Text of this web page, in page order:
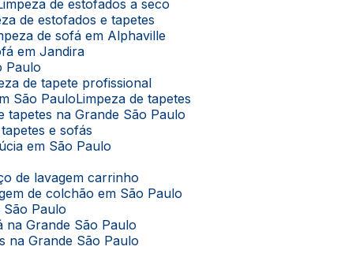
Limpeza de estofados a seco
de estofados e tapetes
de sofá em Alphaville
em Jandira
Paulo
de tapete profissional
São Paulo Limpeza de tapetes
tapetes na Grande São Paulo
tapetes e sofás
em São Paulo
de lavagem carrinho
de colchão em São Paulo
São Paulo
na Grande São Paulo
na Grande São Paulo